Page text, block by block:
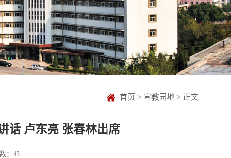
首页 > 宣教园地> 正文
话 卢东亮 张春林出席
： 43